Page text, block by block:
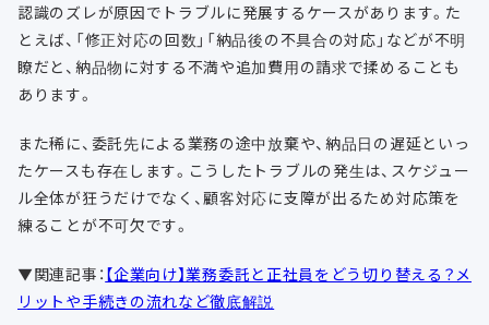
認識のズレが原因でトラブルに発展するケースがあります。た
とえば、「修正対応の回数」「納品後の不具合の対応」などが不明
瞭だと、納品物に対する不満や追加費用の請求で揉めることも
あります。
また稀に、委託先による業務の途中放棄や、納品日の遅延といっ
たケースも存在します。こうしたトラブルの発生は、スケジュー
ル全体が狂うだけでなく、顧客対応に支障が出るため対応策を
練ることが不可欠です。
▼関連記事： 【企業向け】業務委託と正社員をどう切り替える？メ
リットや手続きの流れなど徹底解説